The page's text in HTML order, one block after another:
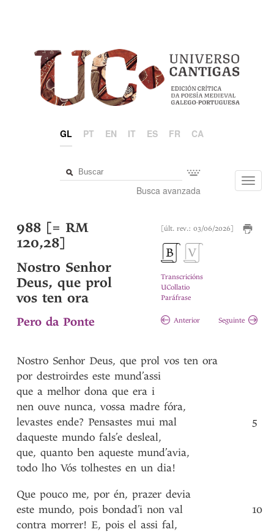
GL PT EN IT ES FR CA
Busca avanzada
[últ. rev.: 03/06/2026]
Transcricións
UCollatio
Paráfrase
Anterior Seguinte
988 [= RM
120,28]
Nostro Senhor
Deus, que prol
vos ten ora
Pero da Ponte
Nostro Senhor Deus, que prol vos ten ora
por destroirdes este mund’assi
que a melhor dona que era i
nen ouve nunca, vossa madre fóra,
levastes ende? Pensastes mui mal
daqueste mundo fals’e desleal,
que, quanto ben aqueste mund’avia,
todo lho Vós tolhestes en un dia!
Que pouco me, por én, prazer devia
este mundo, pois bondad’i non val
contra morrer! E, pois el assi fal,
5
10